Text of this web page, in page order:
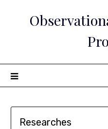
Researches